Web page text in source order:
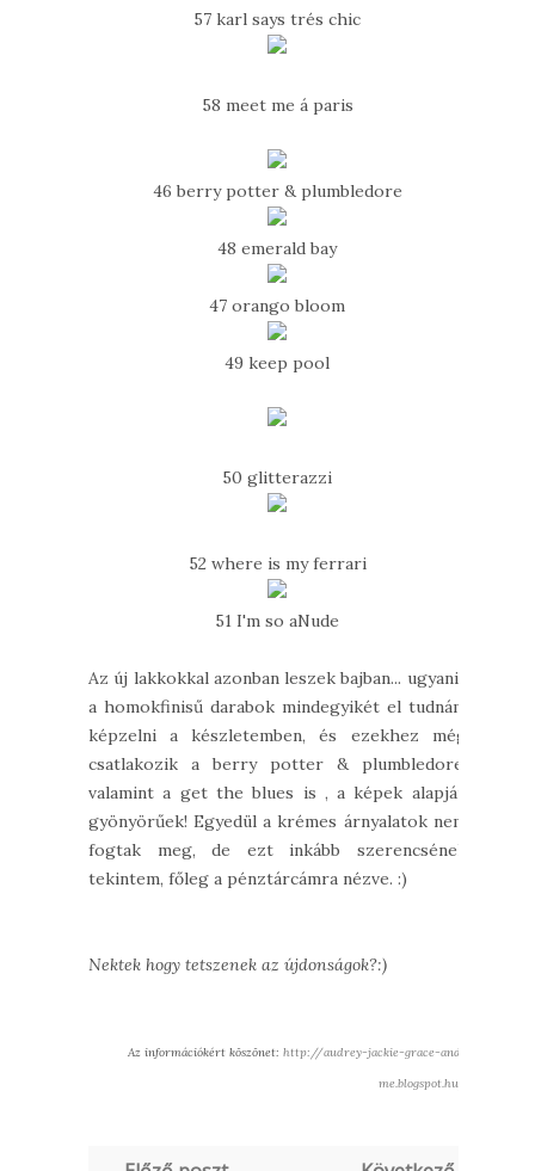
57 karl says trés chic
58 meet me á paris
46 berry potter & plumbledore
48 emerald bay
47 orango bloom
49 keep pool
50 glitterazzi
52 where is my ferrari
51 I'm so aNude
Az új lakkokkal azonban leszek bajban... ugyanis
a homokfinisű darabok mindegyikét el tudnám
képzelni a készletemben, és ezekhez még
csatlakozik a berry potter & plumbledore,
valamint a get the blues is , a képek alapján
gyönyörűek! Egyedül a krémes árnyalatok nem
fogtak meg, de ezt inkább szerencsének
tekintem, főleg a pénztárcámra nézve. :)
Nektek hogy tetszenek az újdonságok?:)
Az információkért köszönet: http://audrey-jackie-grace-and-
me.blogspot.hu/